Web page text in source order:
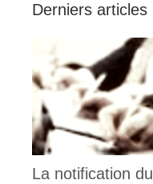
Derniers articles
La notification